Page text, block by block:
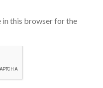
in this browser for the